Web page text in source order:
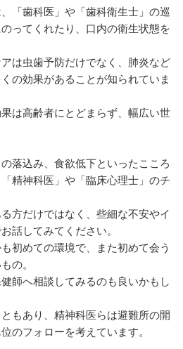
「歯科医」や「歯科衛生士」の巡
ってくれたり、口内の衛生状態を
は虫歯予防だけでなく、肺炎など
の効果があることが知られていま
は高齢者にとどまらず、幅広い世
落込み、食欲低下といったこころ
精神科医」や「臨床心理士」のチ
方だけではなく、些細な不安やイ
話してみてください。
初めての環境で、また初めて会う
の。
師へ相談してみるのも良いかもし
もあり、精神科医らは避難所の開
のフォローを考えています。